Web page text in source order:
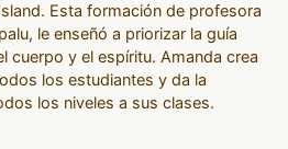
Esta formación de profesora
le enseñó a priorizar la guía
cuerpo y el espíritu. Amanda crea
los estudiantes y da la
los niveles a sus clases.